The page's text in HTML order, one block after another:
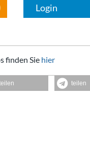
Login
finden Sie hier
teilen